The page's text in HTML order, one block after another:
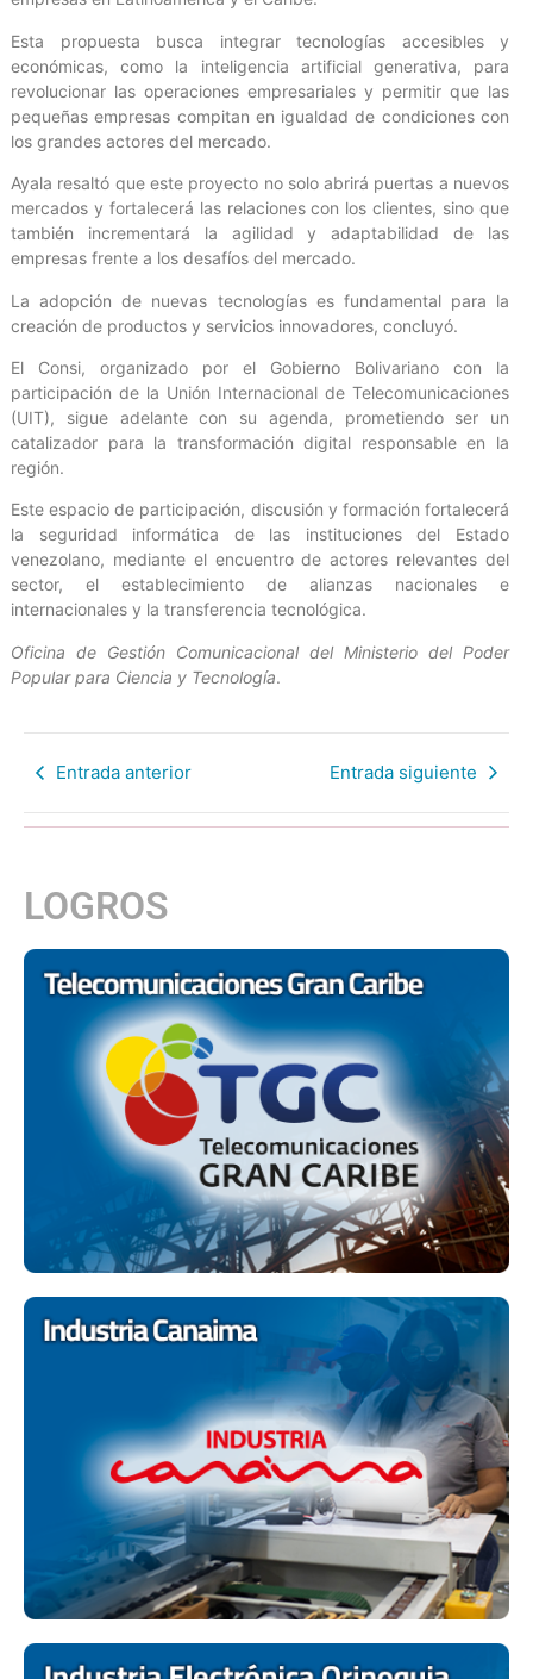
Esta propuesta busca integrar tecnologías accesibles y
económicas, como la inteligencia artificial generativa, para
revolucionar las operaciones empresariales y permitir que las
pequeñas empresas compitan en igualdad de condiciones con
los grandes actores del mercado.
Ayala resaltó que este proyecto no solo abrirá puertas a nuevos
mercados y fortalecerá las relaciones con los clientes, sino que
también incrementará la agilidad y adaptabilidad de las
empresas frente a los desafíos del mercado.
La adopción de nuevas tecnologías es fundamental para la
creación de productos y servicios innovadores, concluyó.
El Consi, organizado por el Gobierno Bolivariano con la
participación de la Unión Internacional de Telecomunicaciones
(UIT), sigue adelante con su agenda, prometiendo ser un
catalizador para la transformación digital responsable en la
región.
Este espacio de participación, discusión y formación fortalecerá
la seguridad informática de las instituciones del Estado
venezolano, mediante el encuentro de actores relevantes del
sector, el establecimiento de alianzas nacionales e
internacionales y la transferencia tecnológica.
Oficina de Gestión Comunicacional del Ministerio del Poder
Popular para Ciencia y Tecnología.
Entrada anterior Entrada siguiente
LOGROS